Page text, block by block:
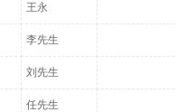
王永
李先生
刘先生
任先生